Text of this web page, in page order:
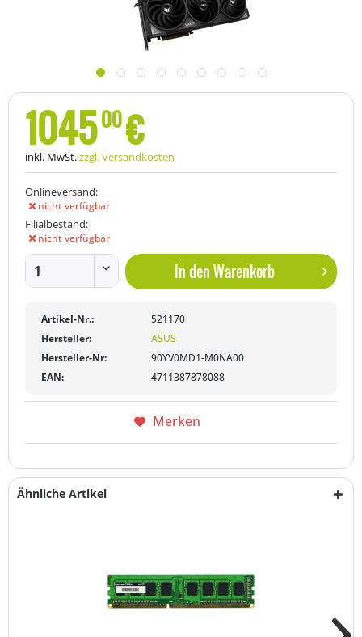
104500€
inkl. MwSt.zzgl. Versandkosten
Onlineversand:
nicht verfügbar
Filialbestand:
nicht verfügbar
In denWarenkorb
Artikel-Nr.:
521170
Hersteller:
ASUS
Hersteller-Nr:
90YV0MD1-M0NA00
EAN:
4711387878088
Merken
Ähnliche Artikel